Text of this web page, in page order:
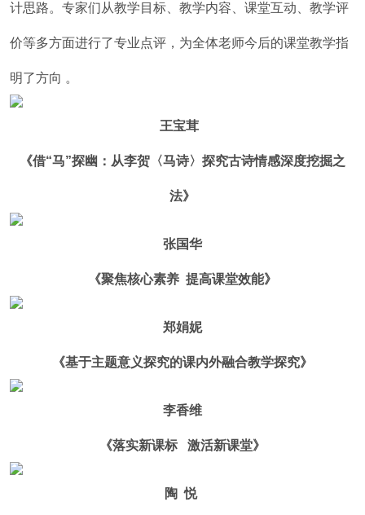
计思路。专家们从教学目标、教学内容、课堂互动、教学评
价等多方面进行了专业点评，为全体老师今后的课堂教学指
明了方向 。
王宝茸
《借“马”探幽：从李贺〈马诗〉探究古诗情感深度挖掘之
法》
张国华
《聚焦核心素养 提高课堂效能》
郑娟妮
《基于主题意义探究的课内外融合教学探究》
李香维
《落实新课标 激活新课堂》
陶 悦